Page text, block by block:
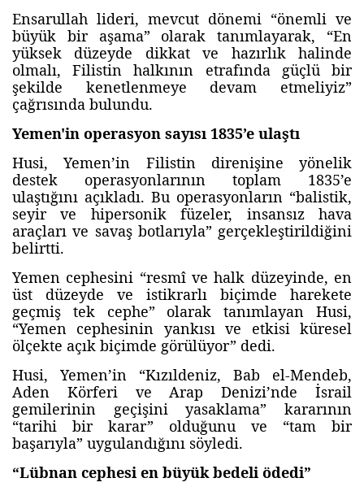
Ensarullah lideri, mevcut dönemi “önemli ve
büyük bir aşama” olarak tanımlayarak, “En
yüksek düzeyde dikkat ve hazırlık halinde
olmalı, Filistin halkının etrafında güçlü bir
şekilde kenetlenmeye devam etmeliyiz”
çağrısında bulundu.
Yemen'in operasyon sayısı 1835’e ulaştı
Husi, Yemen’in Filistin direnişine yönelik
destek operasyonlarının toplam 1835’e
ulaştığını açıkladı. Bu operasyonların “balistik,
seyir ve hipersonik füzeler, insansız hava
araçları ve savaş botlarıyla” gerçekleştirildiğini
belirtti.
Yemen cephesini “resmî ve halk düzeyinde, en
üst düzeyde ve istikrarlı biçimde harekete
geçmiş tek cephe” olarak tanımlayan Husi,
“Yemen cephesinin yankısı ve etkisi küresel
ölçekte açık biçimde görülüyor” dedi.
Husi, Yemen’in “Kızıldeniz, Bab el-Mendeb,
Aden Körferi ve Arap Denizi’nde İsrail
gemilerinin geçişini yasaklama” kararının
“tarihi bir karar” olduğunu ve “tam bir
başarıyla” uygulandığını söyledi.
“Lübnan cephesi en büyük bedeli ödedi”